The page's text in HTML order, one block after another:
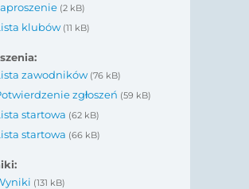
(2 kB)
klubów (11 kB)
zawodników (76 kB)
zgłoszeń (59 kB)
startowa (62 kB)
startowa (66 kB)
(131 kB)